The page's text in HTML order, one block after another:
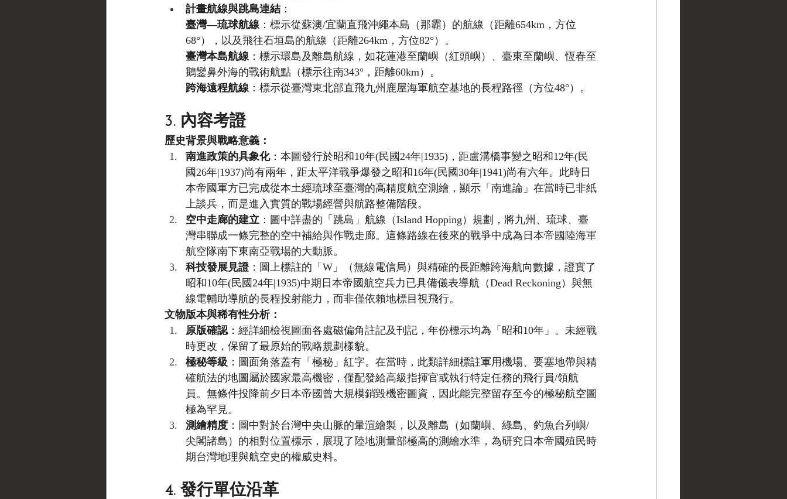
計畫航線與跳島連結 ：
臺灣—琉球航線：標示從蘇澳/宜蘭直飛沖繩本島（那霸）的航線（距離654km，方位
68°），以及飛往石垣島的航線（距離264km，方位82°）。
臺灣本島航線：標示環島及離島航線，如花蓮港至蘭嶼（紅頭嶼）、臺東至蘭嶼、恆春至
鵝鑾鼻外海的戰術航點（標示往南343°，距離60km）。
跨海遠程航線：標示從臺灣東北部直飛九州鹿屋海軍航空基地的長程路徑（方位48°）。
3. 內容考證
歷史背景與戰略意義：
南進政策的具象化：本圖發行於昭和10年(民國24年|1935)，距盧溝橋事變之昭和12年(民
國26年|1937)尚有兩年，距太平洋戰爭爆發之昭和16年(民國30年|1941)尚有六年。此時日
本帝國軍方已完成從本土經琉球至臺灣的高精度航空測繪，顯示「南進論」在當時已非紙
上談兵，而是進入實質的戰場經營與航路整備階段。
空中走廊的建立 ：圖中詳盡的「跳島」航線（Island Hopping）規劃，將九州、琉球、臺
灣串聯成一條完整的空中補給與作戰走廊。這條路線在後來的戰爭中成為日本帝國陸海軍
航空隊南下東南亞戰場的大動脈。
科技發展見證：圖上標註的「W」（無線電信局）與精確的長距離跨海航向數據，證實了
昭和10年(民國24年|1935)中期日本帝國航空兵力已具備儀表導航（Dead Reckoning）與無
線電輔助導航的長程投射能力，而非僅依賴地標目視飛行。
文物版本與稀有性分析：
原版確認：經詳細檢視圖面各處磁偏角註記及刊記，年份標示均為「昭和10年」。未經戰
時更改，保留了最原始的戰略規劃樣貌。
極秘等級 ：圖面角落蓋有「極秘」紅字。在當時，此類詳細標註軍用機場、要塞地帶與精
確航法的地圖屬於國家最高機密，僅配發給高級指揮官或執行特定任務的飛行員/領航
員。無條件投降前夕日本帝國曾大規模銷毀機密圖資，因此能完整留存至今的極秘航空圖
極為罕見。
測繪精度 ：圖中對於台灣中央山脈的暈渲繪製，以及離島（如蘭嶼、綠島、釣魚台列嶼/
尖閣諸島）的相對位置標示，展現了陸地測量部極高的測繪水準，為研究日本帝國殖民時
期台灣地理與航空史的權威史料。
4. 發行單位沿革